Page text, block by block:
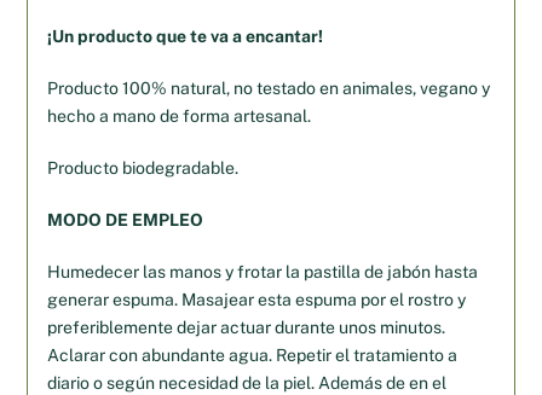
¡Un producto que te va a encantar!
Producto 100% natural, no testado en animales, vegano y
hecho a mano de forma artesanal.
Producto biodegradable.
MODO DE EMPLEO
Humedecer las manos y frotar la pastilla de jabón hasta
generar espuma. Masajear esta espuma por el rostro y
preferiblemente dejar actuar durante unos minutos.
Aclarar con abundante agua. Repetir el tratamiento a
diario o según necesidad de la piel. Además de en el